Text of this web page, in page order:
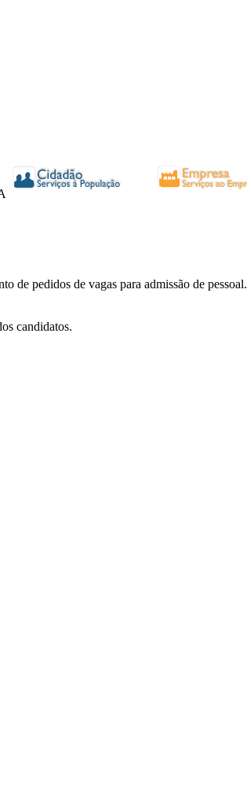
de pedidos de vagas para admissão de pessoal.
candidatos.